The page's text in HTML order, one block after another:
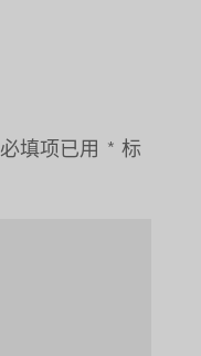
必填项已用 * 标